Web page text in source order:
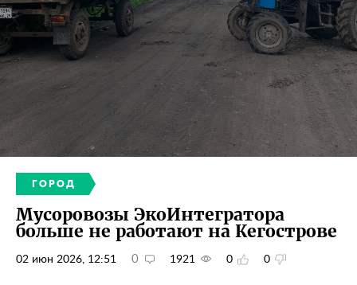
ГОРОД
Мусоровозы ЭкоИнтегратора
больше не работают на Кегострове
02 июн 2026, 12:51 0 1921 0 0